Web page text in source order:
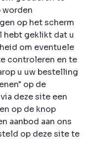
worden
op het scherm
hebt geklikt dat u
om eventuele
controleren en te
u uw bestelling
op de
deze site een
op de knop
aanbod aan ons
op deze site te